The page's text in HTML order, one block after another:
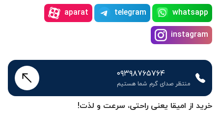
خرید از امیقا یعنی راحتی، سرعت و لذت!
whatsapp
telegram
aparat
instagram
۰۹۳۹۸۷۶۵۷۶۴
منتظر صدای گرم شما هستیم